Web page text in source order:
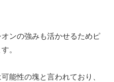
ンの強みも活かせるためピ
。
能性の塊と言われており、